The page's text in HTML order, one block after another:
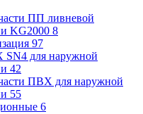
ПП ливневой
KG2000 8
97
для наружной
42
ПВХ для наружной
55
6